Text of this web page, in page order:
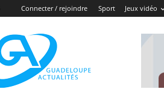
Connecter / rejoindre Sport Jeux vidéo